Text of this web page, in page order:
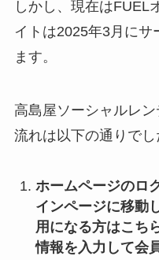
しかし、現在はFUEL
イトは2025年3月に
ます。
高島屋ソーシャルレ
流れは以下の通りでし
ホームページのロ
インページに移動
用になる方はこち
情報を入力して会